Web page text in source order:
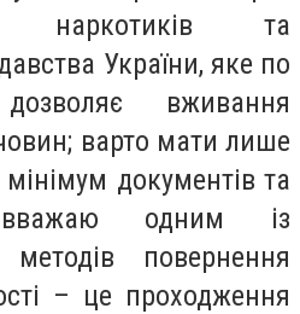
наркотиків та
України, яке по
вживання
варто мати лише
документів та
одним із
методів повернення
– це проходження